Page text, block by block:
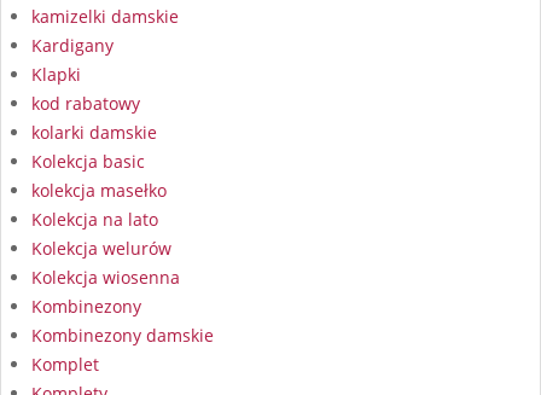
kamizelki damskie
Kardigany
Klapki
kod rabatowy
kolarki damskie
Kolekcja basic
kolekcja masełko
Kolekcja na lato
Kolekcja welurów
Kolekcja wiosenna
Kombinezony
Kombinezony damskie
Komplet